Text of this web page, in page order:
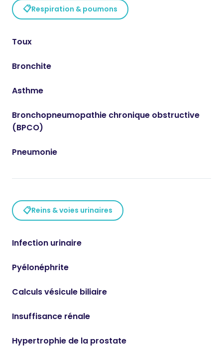
📋Respiration & poumons
Toux
Bronchite
Asthme
Bronchopneumopathie chronique obstructive
(BPCO)
Pneumonie
📋Reins & voies urinaires
Infection urinaire
Pyélonéphrite
Calculs vésicule biliaire
Insuffisance rénale
Hypertrophie de la prostate